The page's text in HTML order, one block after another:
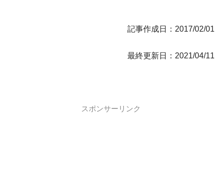
記事作成日：2017/02/01
最終更新日：2021/04/11
スポンサーリンク